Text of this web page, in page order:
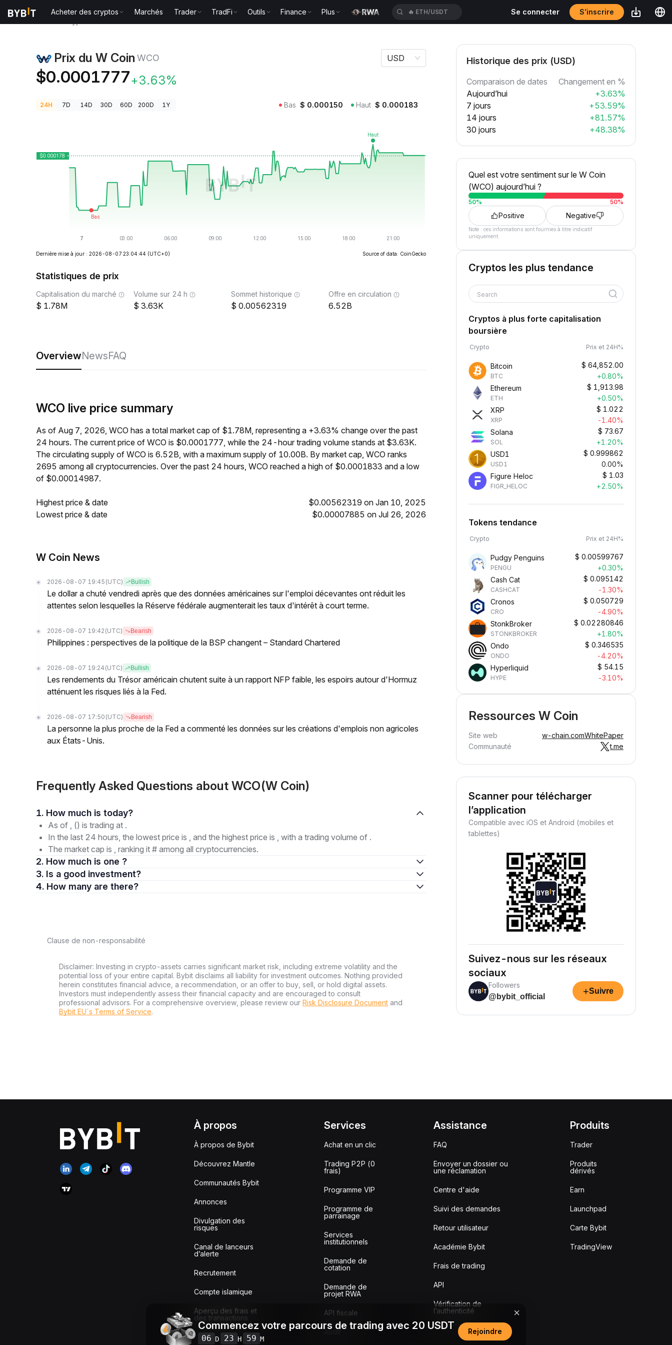
Acheter des cryptos Marchés Trader TradFi Outils Finance Plus 🔥 ETH/USDT Se connecter S’inscrire
Prix du W Coin WCO
$0.0001777+3.63%
USD
24H 7D 14D 30D 60D 200D 1Y Bas $ 0.000150 Haut $ 0.000183
Dernière mise à jour : 2026-08-07 23:04:44 (UTC+0) Source of data: CoinGecko
Statistiques de prix
Capitalisation du marché
1.78M
Volume sur 24 h
3.63K
Sommet historique
0.00562319
Offre en circulation
6.52B
OverviewNewsFAQ
WCO live price summary
As of Aug 7, 2026, WCO has a total market cap of $1.78M, representing a +3.63% change over the past
24 hours. The current price of WCO is $0.0001777, while the 24-hour trading volume stands at $3.63K.
The circulating supply of WCO is 6.52B, with a maximum supply of 10.00B. By market cap, WCO ranks
2695 among all cryptocurrencies. Over the past 24 hours, WCO reached a high of $0.0001833 and a low
of $0.00014987.
Highest price & date
$0.00562319 on Jan 10, 2025
Lowest price & date
$0.00007885 on Jul 26, 2026
W Coin News
2026-08-07 19:45 (UTC) Bullish
Le dollar a chuté vendredi après que des données américaines sur l'emploi décevantes ont réduit les
attentes selon lesquelles la Réserve fédérale augmenterait les taux d'intérêt à court terme.
2026-08-07 19:42 (UTC) Bearish
Philippines : perspectives de la politique de la BSP changent – Standard Chartered
2026-08-07 19:24 (UTC) Bullish
Les rendements du Trésor américain chutent suite à un rapport NFP faible, les espoirs autour d'Hormuz
atténuent les risques liés à la Fed.
2026-08-07 17:50 (UTC) Bearish
La personne la plus proche de la Fed a commenté les données sur les créations d'emplois non agricoles
aux États-Unis.
Frequently Asked Questions about WCO(W Coin)
1. How much is today?
As of , () is trading at .
In the last 24 hours, the lowest price is , and the highest price is , with a trading volume of .
The market cap is , ranking it # among all cryptocurrencies.
2. How much is one ?
3. Is a good investment?
4. How many are there?
Clause de non-responsabilité
Disclaimer: Investing in crypto-assets carries significant market risk, including extreme volatility and the
potential loss of your entire capital. Bybit disclaims all liability for investment outcomes. Nothing provided
herein constitutes financial advice, a recommendation, or an offer to buy, sell, or hold digital assets.
Investors must independently assess their financial capacity and are encouraged to consult
professional advisors. For a comprehensive overview, please review our Risk Disclosure Document and
Bybit EU´s Terms of Service.
Historique des prix (USD)
Comparaison de dates
Changement en %
Aujourd’hui
+3.63%
7 jours
+53.59%
14 jours
+81.57%
30 jours
+48.38%
Quel est votre sentiment sur le W Coin
(WCO) aujourd’hui ?
50% 50%
Positive Negative
Note : ces informations sont fournies à titre indicatif
uniquement.
Cryptos les plus tendance
Search
Cryptos à plus forte capitalisation
boursière
Crypto Prix et 24H%
Bitcoin
BTC
$ 64,852.00
+0.80%
Ethereum
ETH
$ 1,913.98
+0.50%
XRP
XRP
$ 1.022
-1.40%
Solana
SOL
$ 73.67
+1.20%
USD1
USD1
$ 0.999862
0.00%
Figure Heloc
FIGR_HELOC
$ 1.03
+2.50%
Tokens tendance
Crypto Prix et 24H%
Pudgy Penguins
PENGU
$ 0.00599767
+0.30%
Cash Cat
CASHCAT
$ 0.095142
-1.30%
Cronos
CRO
$ 0.050729
-4.90%
StonkBroker
STONKBROKER
$ 0.02280846
+1.80%
Ondo
ONDO
$ 0.346535
-4.20%
Hyperliquid
HYPE
$ 54.15
-3.10%
Ressources W Coin
Site web w-chain.comWhitePaper
Communauté
t.me
Scanner pour télécharger
l’application
Compatible avec iOS et Android (mobiles et
tablettes)
Suivez-nous sur les réseaux
sociaux
Followers
@bybit_official
+Suivre
À propos
À propos de Bybit
Découvrez Mantle
Communautés Bybit
Annonces
Divulgation des
risques
Canal de lanceurs
d’alerte
Recrutement
Compte islamique
Aperçu des frais et
des transactions
Services
Achat en un clic
Trading P2P (0
frais)
Programme VIP
Programme de
parrainage
Services
institutionnels
Demande de
cotation
Demande de
projet RWA
API fiscale
Audit
Assistance
FAQ
Envoyer un dossier ou
une réclamation
Centre d'aide
Suivi des demandes
Retour utilisateur
Académie Bybit
Frais de trading
API
Vérification de
l’authenticité
Produits
Trader
Produits
dérivés
Earn
Launchpad
Carte Bybit
TradingView
Commencez votre parcours de trading avec 20 USDT
06 D 23 H 59 M
Rejoindre